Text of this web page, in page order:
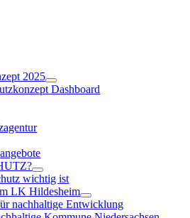
2025
Dashboard
wichtig ist
LK Hildesheim
nachhaltige Entwicklung